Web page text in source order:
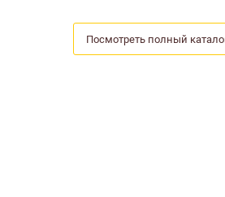
Посмотреть полный